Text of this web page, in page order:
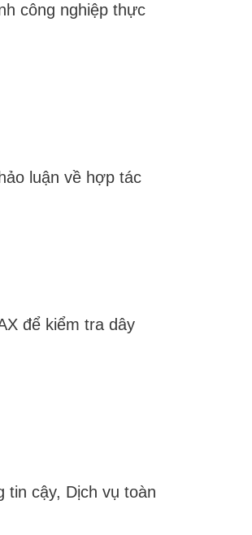
công nghiệp thực
luận về hợp tác
để kiểm tra dây
tin cậy, Dịch vụ toàn